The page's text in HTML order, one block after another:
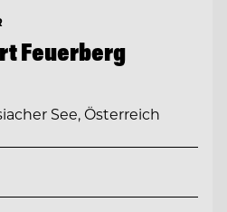
Feuerberg
See, Österreich